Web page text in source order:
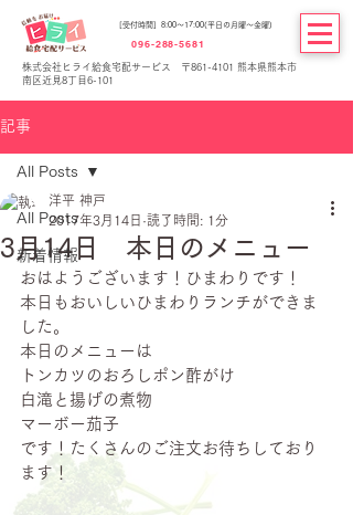
[受付時間] 8:00～17:00(平日の月曜～金曜)
096-288-5681
株式会社ヒライ給食宅配サービス 〒861-4101 熊本県熊本市
南区近見8丁目6-101
記事
All Posts
新着情報
All Posts
3月14日 本日のメニュー
洋平 神戸
2017年3月14日 読了時間: 1分
おはようございます！ひまわりです！
本日もおいしいひまわりランチができま
した。
本日のメニューは
トンカツのおろしポン酢がけ
白滝と揚げの煮物
マーボー茄子
です！たくさんのご注文お待ちしており
ます！